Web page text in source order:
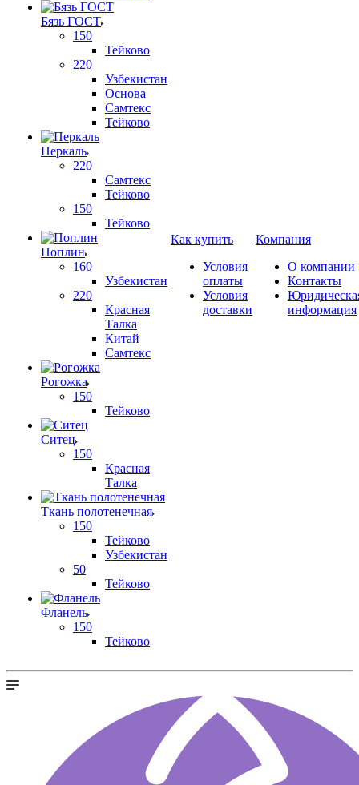
Бязь ГОСТ
150
Тейково
220
Узбекистан
Основа
Самтекс
Тейково
Перкаль
220
Самтекс
Тейково
150
Тейково
Поплин
160
Узбекистан
220
Красная
Талка
Китай
Самтекс
Рогожка
150
Тейково
Ситец
150
Красная
Талка
Ткань полотенечная
150
Тейково
Узбекистан
50
Тейково
Фланель
150
Тейково
Как купить
Условия
оплаты
Условия
доставки
Компания
О компании
Контакты
информация